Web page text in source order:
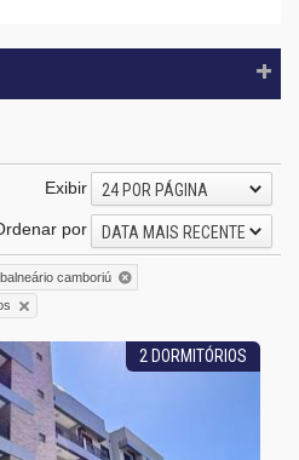
Exibir
24 POR PÁGINA
por
DATA MAIS RECENTE
balneário camboriú
2 DORMITÓRIOS